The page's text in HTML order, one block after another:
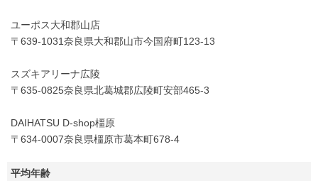
ユーポス大和郡山店
〒639-1031奈良県大和郡山市今国府町123-13
スズキアリーナ広陵
〒635-0825奈良県北葛城郡広陵町安部465-3
DAIHATSU D-shop橿原
〒634-0007奈良県橿原市葛本町678-4
平均年齢